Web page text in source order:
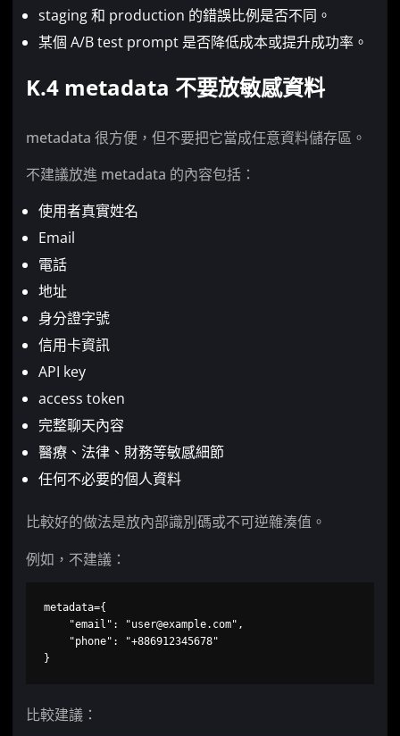
staging 和 production 的錯誤比例是否不同。
某個 A/B test prompt 是否降低成本或提升成功率。
K.4 metadata 不要放敏感資料
metadata 很方便，但不要把它當成任意資料儲存區。
不建議放進 metadata 的內容包括：
使用者真實姓名
Email
電話
地址
身分證字號
信用卡資訊
API key
access token
完整聊天內容
醫療、法律、財務等敏感細節
任何不必要的個人資料
比較好的做法是放內部識別碼或不可逆雜湊值。
例如，不建議：
metadata={
    "email": "
user@example.com",
}
比較建議：